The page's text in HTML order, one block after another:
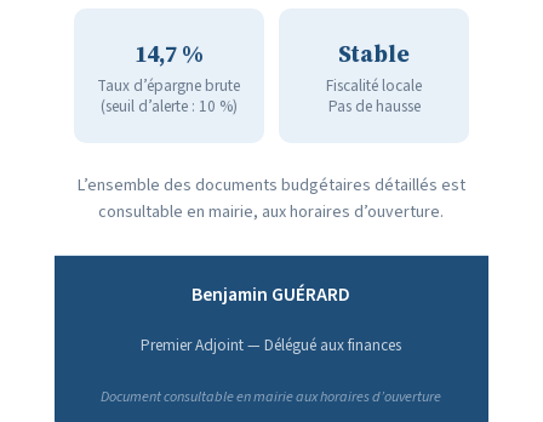
14,7 %
Taux d’épargne brute
(seuil d’alerte : 10 %)
Stable
Fiscalité locale
Pas de hausse
L’ensemble des documents budgétaires détaillés est
consultable en mairie, aux horaires d’ouverture.
Benjamin GUÉRARD
Premier Adjoint — Délégué aux finances
Document consultable en mairie aux horaires d’ouverture